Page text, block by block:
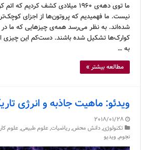
ما توی دهه‌ی ۱۹۶۰ میلادی کشف
نیست. ما فهمیدیم که پروتون‌ها از اجزای
شده‌اند. به نظر می‌رسد همه‌ی چیزهایی که ما در
کوارک‌ها تشکیل شده باشند. دست‌کم این
به …
مطالعه بیشتر »
ویدئو: ماهیت جاذبه و انرژی
2018/01/28
تکنولوژی,دانش محض,ریاضیات,علوم طبیعی,علوم
نجوم,ویدیو